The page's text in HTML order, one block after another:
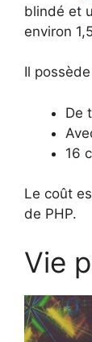
blindé et
environ
Il
De
16
Le coût
de PHP.
Vie